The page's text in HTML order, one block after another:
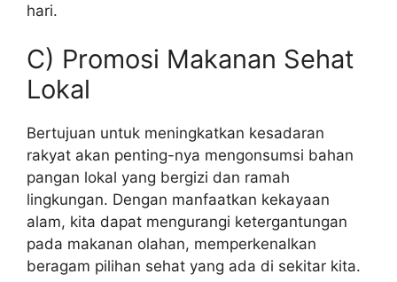
hari.
C) Promosi Makanan Sehat
Lokal
Bertujuan untuk meningkatkan kesadaran
rakyat akan penting-nya mengonsumsi bahan
pangan lokal yang bergizi dan ramah
lingkungan. Dengan manfaatkan kekayaan
alam, kita dapat mengurangi ketergantungan
pada makanan olahan, memperkenalkan
beragam pilihan sehat yang ada di sekitar kita.